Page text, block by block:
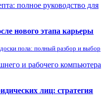
полное руководство для
нового этапа карьеры
пола: полный разбор и выбор
и рабочего компьютера
лиц: стратегия